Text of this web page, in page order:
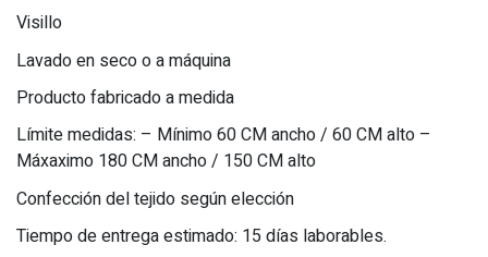
Visillo
Lavado en seco o a máquina
Producto fabricado a medida
Límite medidas: – Mínimo 60 CM ancho / 60 CM alto –
Máxaximo 180 CM ancho / 150 CM alto
Confección del tejido según elección
Tiempo de entrega estimado: 15 días laborables.